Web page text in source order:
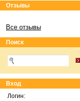
Отзывы
Все отзывы
Поиск
Вход
Логин: